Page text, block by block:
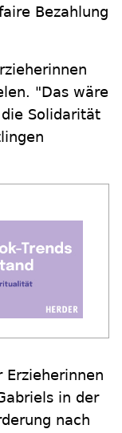
Bezahlung
"Das wäre
Solidarität
Erzieherinnen
in der
nach